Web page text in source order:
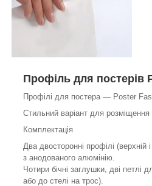
Профіль для постерів
Профілі для постера — Poster
Стильний варіант для розміщення
Комплектація
Два двосторонні профілі
з анодованого алюмінію.
Чотири бічні заглушки, дві петлі
або до стелі на трос).